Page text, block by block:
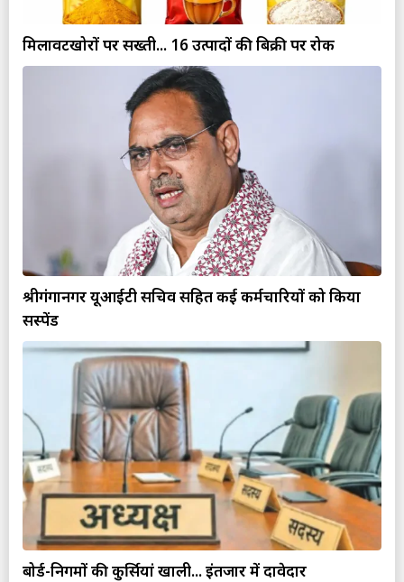
मिलावटखोरों पर सख्ती... 16 उत्पादों की बिक्री पर रोक
श्रीगंगानगर यूआईटी सचिव सहित कई कर्मचारियों को किया
सस्पेंड
बोर्ड-निगमों की कुर्सियां खाली... इंतजार में दावेदार